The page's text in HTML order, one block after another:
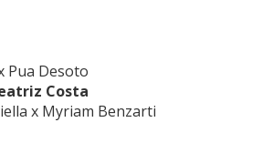
Pua Desoto
Costa
x Myriam Benzarti